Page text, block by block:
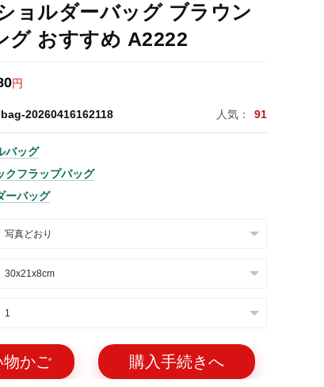
ョルダーバッグ ブラウン
グ おすすめ A2222
円
20260416162118 人気： 91
バッグ
クフラップバッグ
ーバッグ
物かご 購入手続きへ